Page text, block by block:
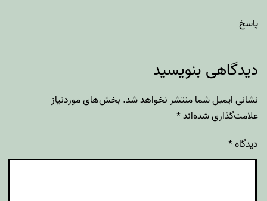
پاسخ
دیدگاهی بنویسید
نشانی ایمیل شما منتشر نخواهد شد. بخش‌های موردنیاز
علامت‌گذاری شده‌اند*
دیدگاه*